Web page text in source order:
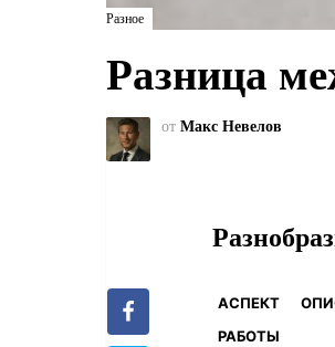
Разное
Разница
от Макс Невелов
АСПЕКТ
РАБОТЫ